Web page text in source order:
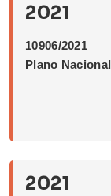
2021
10906/2021
Plano
2021